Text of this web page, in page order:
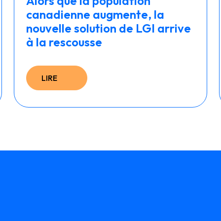
canadienne augmente, la
nouvelle solution de LGI arrive
à la rescousse
LIRE